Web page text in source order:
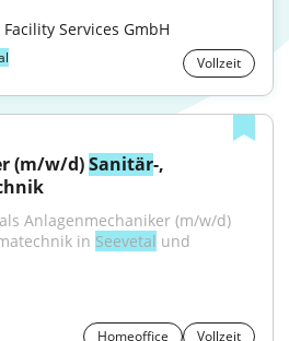
Services GmbH
Vollzeit
(m/w/d) Sanitär-,
in Seevetal und
Homeoffice
Vollzeit